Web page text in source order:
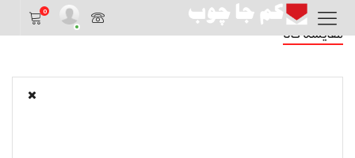
0
مقایسه کالا